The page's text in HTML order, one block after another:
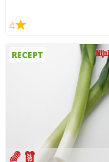
4
RECEPT